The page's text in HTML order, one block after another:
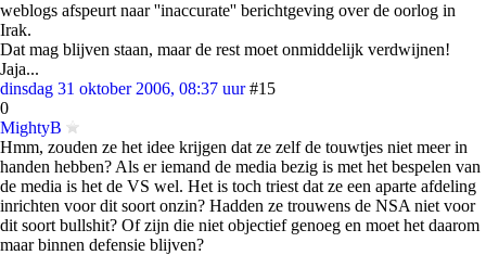
weblogs afspeurt naar ''inaccurate'' berichtgeving over de oorlog in
Irak.
Dat mag blijven staan, maar de rest moet onmiddelijk verdwijnen!
Jaja...
dinsdag 31 oktober 2006, 08:37 uur #15
0
MightyB
Hmm, zouden ze het idee krijgen dat ze zelf de touwtjes niet meer in
handen hebben? Als er iemand de media bezig is met het bespelen van
de media is het de VS wel. Het is toch triest dat ze een aparte afdeling
inrichten voor dit soort onzin? Hadden ze trouwens de NSA niet voor
dit soort bullshit? Of zijn die niet objectief genoeg en moet het daarom
maar binnen defensie blijven?